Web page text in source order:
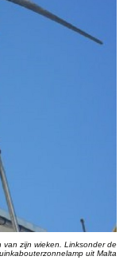
zijn wieken. Linksonder de
uit Malta